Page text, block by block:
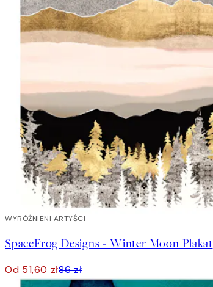
40%*
WYRÓŻNIENI ARTYŚCI
SpaceFrog Designs - Winter Moon Plakat
Od 51,60 zł86 zł